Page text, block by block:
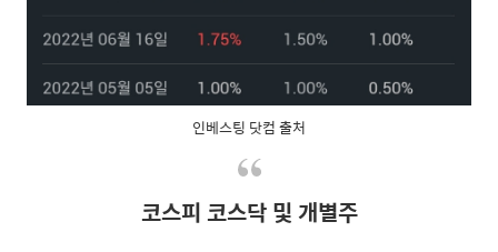
인베스팅 닷컴 출처
코스피 코스닥 및 개별주